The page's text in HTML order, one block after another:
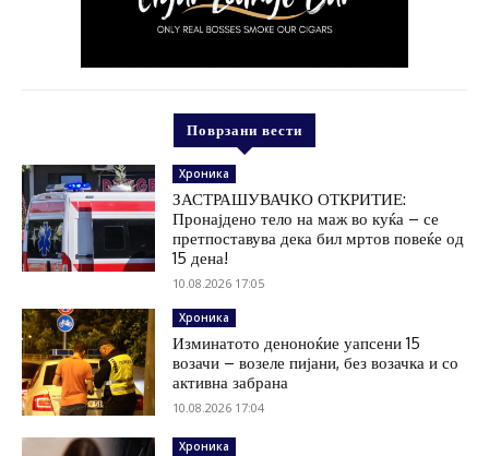
Поврзани вести
Хроника
ЗАСТРАШУВАЧКО ОТКРИТИЕ:
Пронајдено тело на маж во куќа – се
претпоставува дека бил мртов повеќе од
15 дена!
10.08.2026 17:05
Хроника
Изминатото деноноќие уапсени 15
возачи – возеле пијани, без возачка и со
активна забрана
10.08.2026 17:04
Хроника